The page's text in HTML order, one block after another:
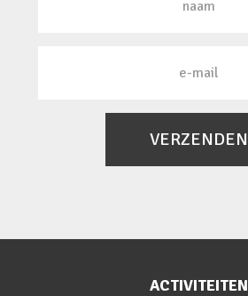
VERZENDEN
ACTIVITEITEN